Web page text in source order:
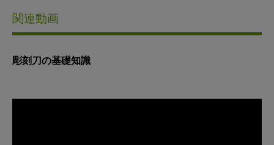
関連動画
彫刻刀の基礎知識